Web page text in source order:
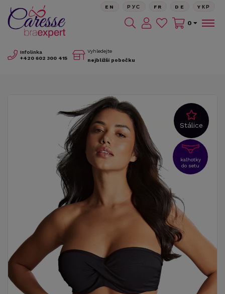
Infolinka
+420 602 300 415
Vyhledejte
nejbližší pobočku
EN РУС FR DE YКР
0
Stálice
kalhotky
do setu